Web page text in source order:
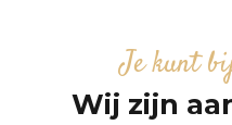
Je kunt
Wij zijn